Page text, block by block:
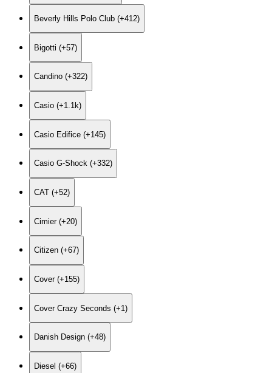
Beverly Hills Polo Club (+412)
Bigotti (+57)
Candino (+322)
Casio (+1.1k)
Casio Edifice (+145)
Casio G-Shock (+332)
CAT (+52)
Cimier (+20)
Citizen (+67)
Cover (+155)
Cover Crazy Seconds (+1)
Danish Design (+48)
Diesel (+66)